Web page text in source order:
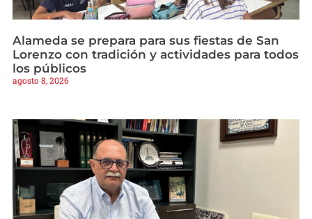
Alameda se prepara para sus fiestas de San
Lorenzo con tradición y actividades para todos
los públicos
agosto 8, 2026